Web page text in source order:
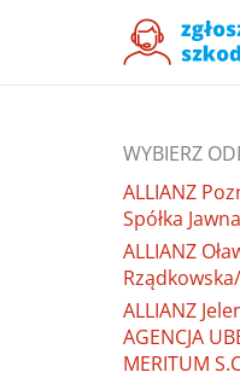
WYBIERZ
ALLIANZ
Spółka Jawna
ALLIANZ
ALLIANZ
AGENCJA
MERITUM